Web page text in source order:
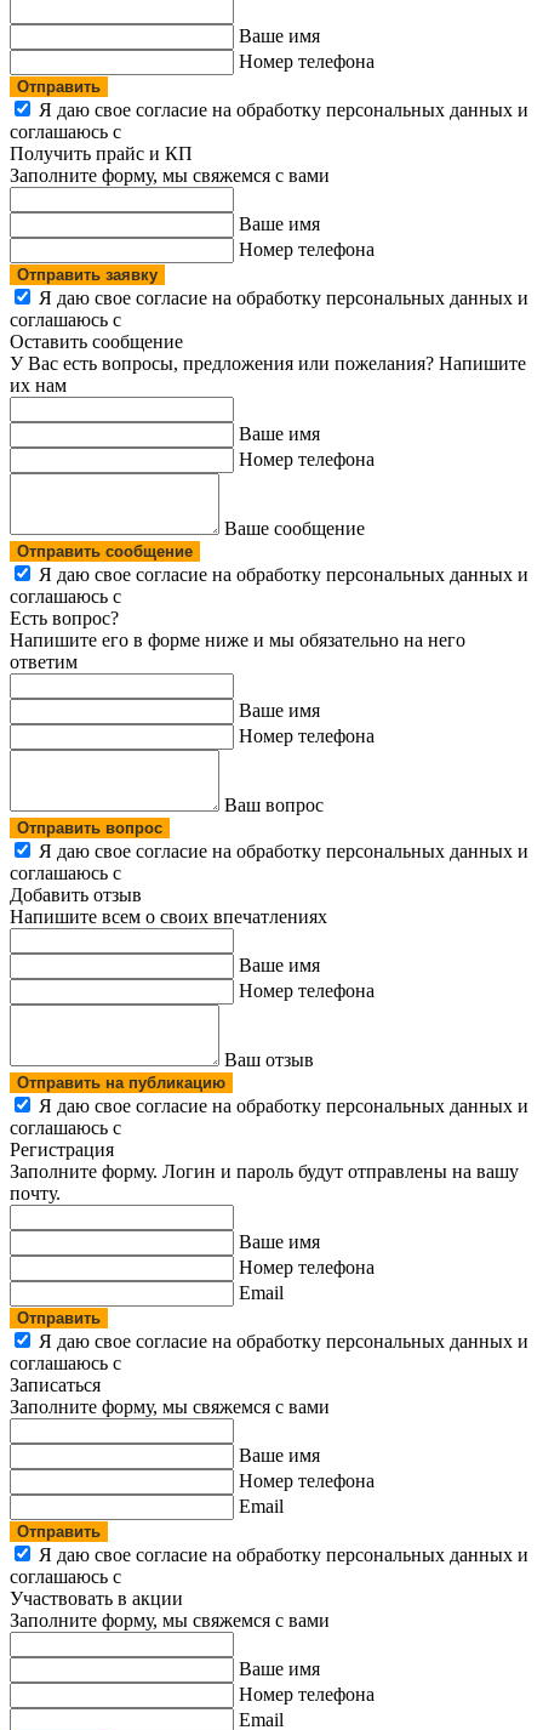
Ваше имя
Номер телефона
Отправить
Я даю свое согласие на обработку персональных данных и
соглашаюсь с
Получить прайс и КП
Заполните форму, мы свяжемся с вами
Ваше имя
Номер телефона
Отправить заявку
Я даю свое согласие на обработку персональных данных и
соглашаюсь с
Оставить сообщение
У Вас есть вопросы, предложения или пожелания? Напишите
их нам
Ваше имя
Номер телефона
Ваше сообщение
Отправить сообщение
Я даю свое согласие на обработку персональных данных и
соглашаюсь с
Есть вопрос?
Напишите его в форме ниже и мы обязательно на него
ответим
Ваше имя
Номер телефона
Ваш вопрос
Отправить вопрос
Я даю свое согласие на обработку персональных данных и
соглашаюсь с
Добавить отзыв
Напишите всем о своих впечатлениях
Ваше имя
Номер телефона
Ваш отзыв
Отправить на публикацию
Я даю свое согласие на обработку персональных данных и
соглашаюсь с
Регистрация
Заполните форму. Логин и пароль будут отправлены на вашу
почту.
Ваше имя
Номер телефона
Email
Отправить
Я даю свое согласие на обработку персональных данных и
соглашаюсь с
Записаться
Заполните форму, мы свяжемся с вами
Ваше имя
Номер телефона
Email
Отправить
Я даю свое согласие на обработку персональных данных и
соглашаюсь с
Участвовать в акции
Заполните форму, мы свяжемся с вами
Ваше имя
Номер телефона
Email